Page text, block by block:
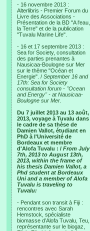
- 16 novembre 2013 :
Alterlibris - Premier Forum du
Livre des Associations -
Présentation de la BD "A l'eau,
la Terre" et de la publication
"Tuvalu Marine Life".
- 16 et 17 septembre 2013 :
Sea for Society, consultation
des parties prenantes à
Nausicaa-Boulogne sur Mer
sur le thème "Océan et
Energie". / September 16 and
17th: Sea for Society
consultation forum - "Ocean
and Energy" - at Nausicaa-
Boulogne sur Mer.
Du 7 juillet 2013 au 13 août,
2013, voyage à Tuvalu dans
le cadre de sa thèse de
Damien Vallot, étudiant en
PhD à l'Université de
Bordeaux et membre
d'Alofa Tuvalu : / From July
7th, 2013 to August 13th,
2013, within the frame of
his thesis Damien Vallot, a
Phd student at Bordeaux
Uni and a member of Alofa
Tuvalu is traveling to
Tuvalu:
- Pendant son transit à Fiji :
rencontres avec Sarah
Hemstock, spécialiste
biomasse d’Alofa Tuvalu, Teu,
représentante sur le biogaz,